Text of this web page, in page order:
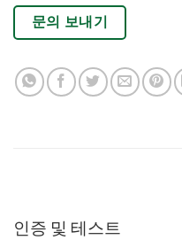
문의 보내기
인증 및 테스트